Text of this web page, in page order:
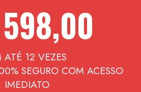
ATÉ 12 VEZES
SEGURO COM ACESSO
IMEDIATO